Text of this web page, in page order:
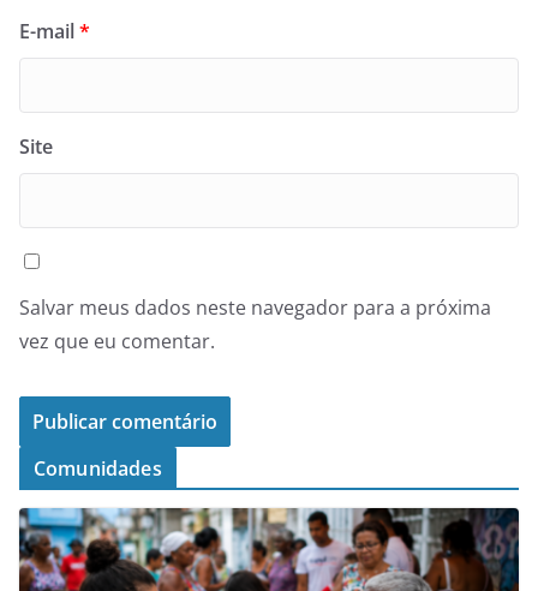
E-mail*
Site
Salvar meus dados neste navegador para a próxima
vez que eu comentar.
Comunidades